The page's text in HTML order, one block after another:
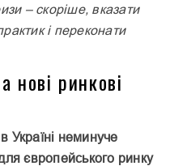
– скоріше, вказати
і переконати
нові ринкові
Україні неминуче
європейського ринку